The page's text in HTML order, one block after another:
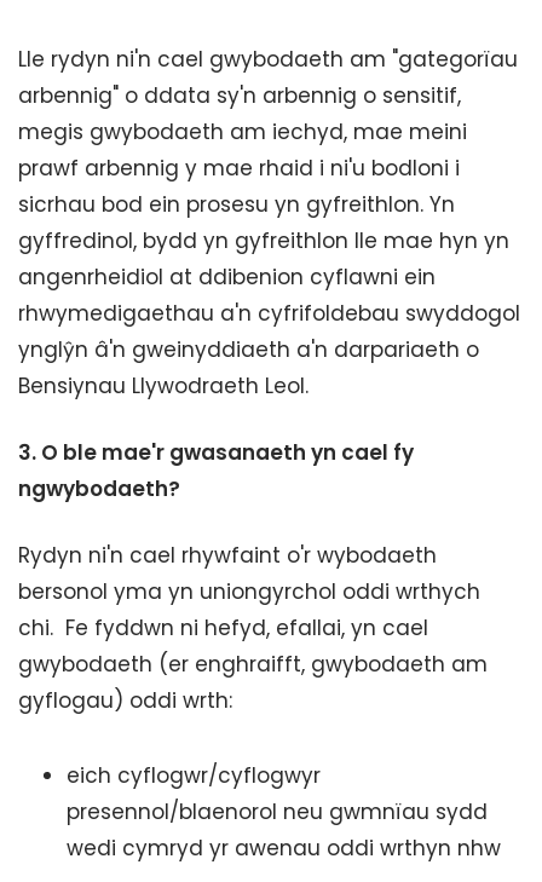
Lle rydyn ni'n cael gwybodaeth am "gategorïau
arbennig" o ddata sy'n arbennig o sensitif,
megis gwybodaeth am iechyd, mae meini
prawf arbennig y mae rhaid i ni'u bodloni i
sicrhau bod ein prosesu yn gyfreithlon. Yn
gyffredinol, bydd yn gyfreithlon lle mae hyn yn
angenrheidiol at ddibenion cyflawni ein
rhwymedigaethau a'n cyfrifoldebau swyddogol
ynglŷn â'n gweinyddiaeth a'n darpariaeth o
Bensiynau Llywodraeth Leol.
3. O ble mae'r gwasanaeth yn cael fy
ngwybodaeth?
Rydyn ni'n cael rhywfaint o'r wybodaeth
bersonol yma yn uniongyrchol oddi wrthych
chi. Fe fyddwn ni hefyd, efallai, yn cael
gwybodaeth (er enghraifft, gwybodaeth am
gyflogau) oddi wrth:
eich cyflogwr/cyflogwyr
presennol/blaenorol neu gwmnïau sydd
wedi cymryd yr awenau oddi wrthyn nhw